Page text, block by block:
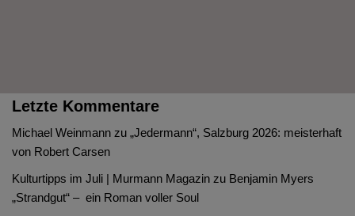
Letzte Kommentare
Michael Weinmann zu „Jedermann“, Salzburg 2026: meisterhaft
von Robert Carsen
Kulturtipps im Juli | Murmann Magazin zu Benjamin Myers
„Strandgut“ – ein Roman voller Soul